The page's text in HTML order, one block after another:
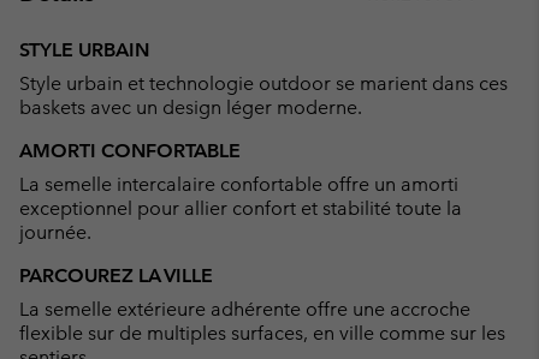
STYLE URBAIN
Style urbain et technologie outdoor se marient dans ces
baskets avec un design léger moderne.
AMORTI CONFORTABLE
La semelle intercalaire confortable offre un amorti
exceptionnel pour allier confort et stabilité toute la
journée.
PARCOUREZ LA VILLE
La semelle extérieure adhérente offre une accroche
flexible sur de multiples surfaces, en ville comme sur les